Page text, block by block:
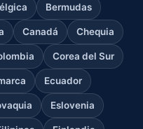
Bermudas
Canadá Chequia
Corea del Sur
Ecuador
Eslovenia